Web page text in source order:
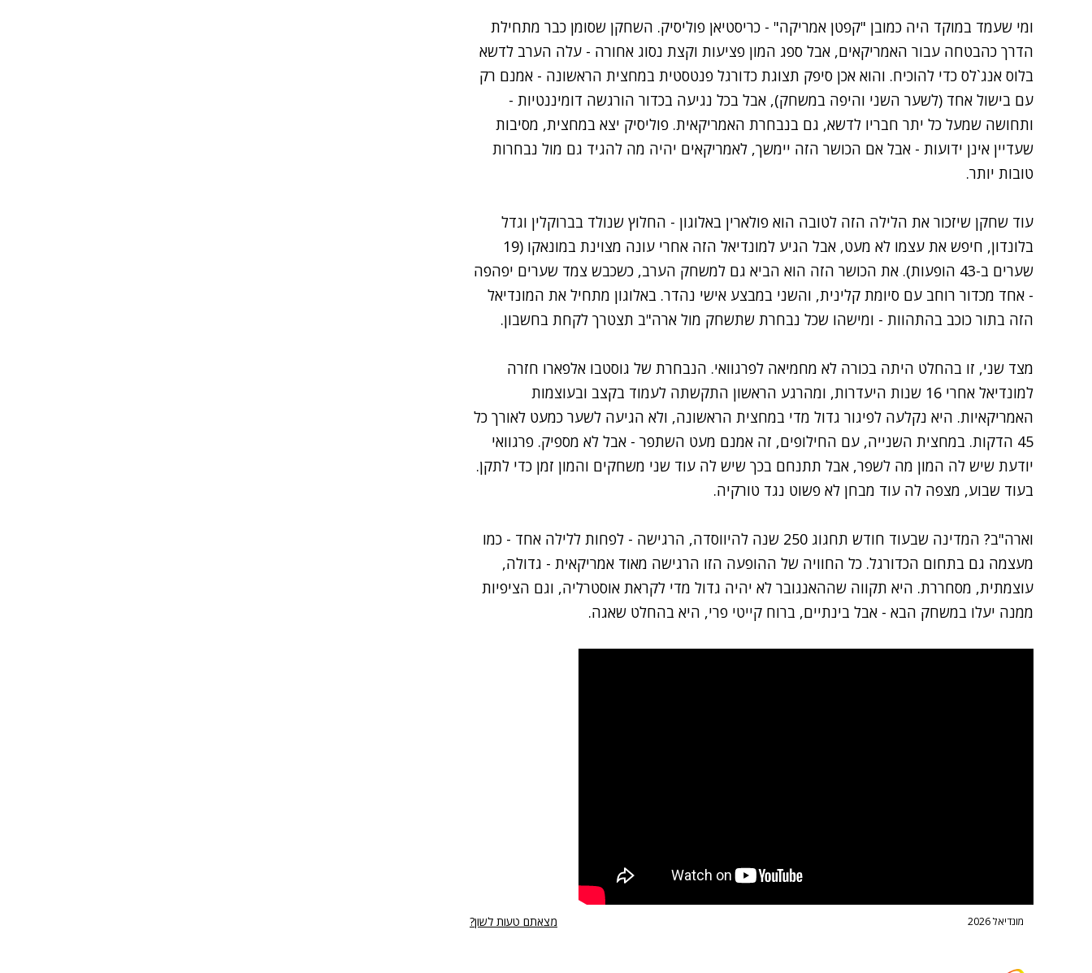
ומי שעמד במוקד היה כמובן "קפטן אמריקה" - כריסטיאן פוליסיק. השחקן שסומן כבר מתחילת
הדרך כהבטחה עבור האמריקאים, אבל ספג המון פציעות וקצת נסוג אחורה - עלה הערב לדשא
בלוס אנג`לס כדי להוכיח. והוא אכן סיפק תצוגת כדורגל פנטסטית במחצית הראשונה - אמנם רק
עם בישול אחד (לשער השני והיפה במשחק), אבל בכל נגיעה בכדור הורגשה דומיננטיות -
ותחושה שמעל כל יתר חבריו לדשא, גם בנבחרת האמריקאית. פוליסיק יצא במחצית, מסיבות
שעדיין אינן ידועות - אבל אם הכושר הזה יימשך, לאמריקאים יהיה מה להגיד גם מול נבחרות
טובות יותר.
עוד שחקן שיזכור את הלילה הזה לטובה הוא פולארין באלוגון - החלוץ שנולד בברוקלין וגדל
בלונדון, חיפש את עצמו לא מעט, אבל הגיע למונדיאל הזה אחרי עונה מצוינת במונאקו (19
שערים ב-43 הופעות). את הכושר הזה הוא הביא גם למשחק הערב, כשכבש צמד שערים יפהפה
- אחד מכדור רוחב עם סיומת קלינית, והשני במבצע אישי נהדר. באלוגון מתחיל את המונדיאל
הזה בתור כוכב בהתהוות - ומישהו שכל נבחרת שתשחק מול ארה"ב תצטרך לקחת בחשבון.
מצד שני, זו בהחלט היתה בכורה לא מחמיאה לפרגוואי. הנבחרת של גוסטבו אלפארו חזרה
למונדיאל אחרי 16 שנות היעדרות, ומהרגע הראשון התקשתה לעמוד בקצב ובעוצמות
האמריקאיות. היא נקלעה לפיגור גדול מדי במחצית הראשונה, ולא הגיעה לשער כמעט לאורך כל
45 הדקות. במחצית השנייה, עם החילופים, זה אמנם מעט השתפר - אבל לא מספיק. פרגוואי
יודעת שיש לה המון מה לשפר, אבל תתנחם בכך שיש לה עוד שני משחקים והמון זמן כדי לתקן.
בעוד שבוע, מצפה לה עוד מבחן לא פשוט נגד טורקיה.
וארה"ב? המדינה שבעוד חודש תחגוג 250 שנה להיווסדה, הרגישה - לפחות ללילה אחד - כמו
מעצמה גם בתחום הכדורגל. כל החוויה של ההופעה הזו הרגישה מאוד אמריקאית - גדולה,
עוצמתית, מסחררת. היא תקווה שההאנגובר לא יהיה גדול מדי לקראת אוסטרליה, וגם הציפיות
ממנה יעלו במשחק הבא - אבל בינתיים, ברוח קייטי פרי, היא בהחלט שאגה.
מונדיאל 2026 מצאתם טעות לשון?